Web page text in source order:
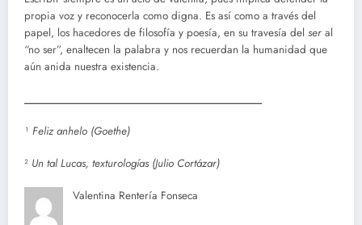
propia voz y reconocerla como digna. Es así como a través del
papel, los hacedores de filosofía y poesía, en su travesía del ser al
“no ser”, enaltecen la palabra y nos recuerdan la humanidad que
aún anida nuestra existencia.
__________________________________________
¹ Feliz anhelo (Goethe)
² Un tal Lucas, texturologías (Julio Cortázar)
Valentina Rentería Fonseca